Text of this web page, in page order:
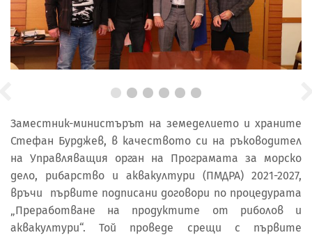
Заместник-министърът на земеделието и храните
Стефан Бурджев, в качеството си на ръководител
на Управляващия орган на Програмата за морско
дело, рибарство и аквакултури (ПМДРА) 2021-2027,
връчи първите подписани договори по процедурата
„Преработване на продуктите от риболов и
аквакултури“. Той проведе срещи с първите